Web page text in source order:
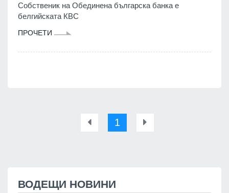
Собственик на Обединена българска банка е
белгийската КВС
ПРОЧЕТИ
1
ВОДЕЩИ НОВИНИ